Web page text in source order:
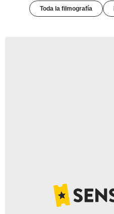
Toda la filmografía